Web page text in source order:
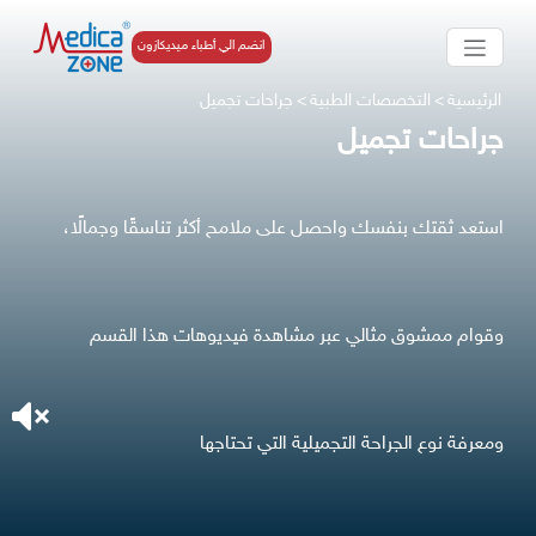
انضم الي أطباء ميديكازون
الرئيسية> التخصصات الطبية> جراحات تجميل
جراحات تجميل
استعد ثقتك بنفسك واحصل على ملامح أكثر تناسقًا وجمالًا،
وقوام ممشوق مثالي عبر مشاهدة فيديوهات هذا القسم
ومعرفة نوع الجراحة التجميلية التي تحتاجها